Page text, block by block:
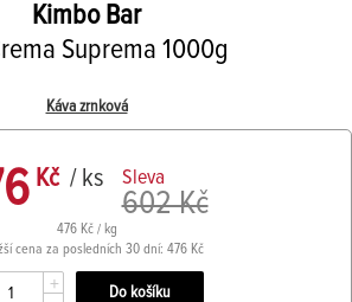
KimboBar
Suprema 1000g
Káva zrnková
Kč / ks Sleva
602 Kč
476 Kč / kg
cena za posledních 30 dní: 476 Kč
+